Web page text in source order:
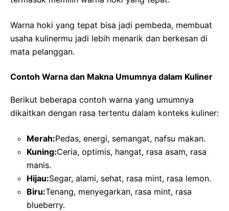
Warna hoki yang tepat bisa jadi pembeda, membuat
usaha kulinermu jadi lebih menarik dan berkesan di
mata pelanggan.
Contoh Warna dan Makna Umumnya dalam Kuliner
Berikut beberapa contoh warna yang umumnya
dikaitkan dengan rasa tertentu dalam konteks kuliner:
Merah:Pedas, energi, semangat, nafsu makan.
Kuning:Ceria, optimis, hangat, rasa asam, rasa
manis.
Hijau:Segar, alami, sehat, rasa mint, rasa lemon.
Biru:Tenang, menyegarkan, rasa mint, rasa
blueberry.